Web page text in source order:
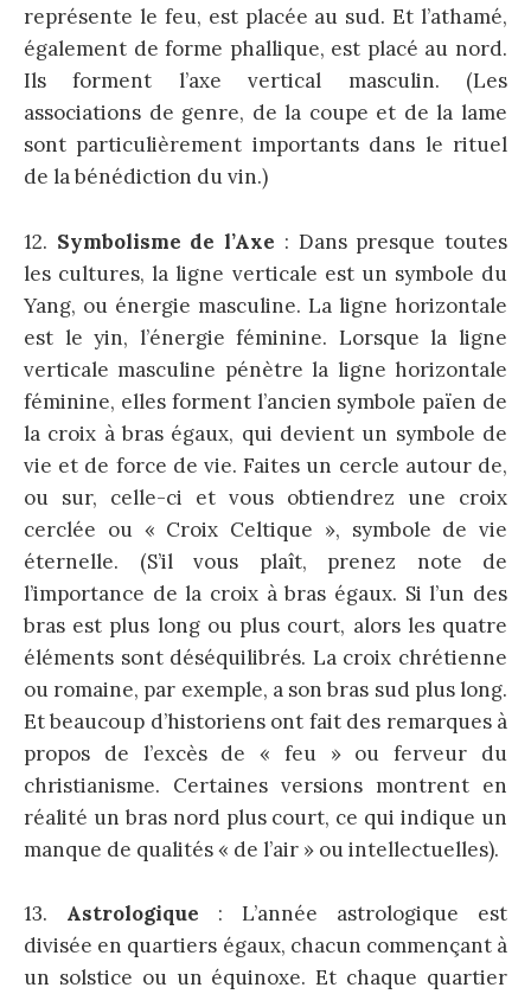
représente le feu, est placée au sud. Et l’athamé,
également de forme phallique, est placé au nord.
Ils forment l’axe vertical masculin. (Les
associations de genre, de la coupe et de la lame
sont particulièrement importants dans le rituel
de la bénédiction du vin.)
12. Symbolisme de l’Axe : Dans presque toutes
les cultures, la ligne verticale est un symbole du
Yang, ou énergie masculine. La ligne horizontale
est le yin, l’énergie féminine. Lorsque la ligne
verticale masculine pénètre la ligne horizontale
féminine, elles forment l’ancien symbole païen de
la croix à bras égaux, qui devient un symbole de
vie et de force de vie. Faites un cercle autour de,
ou sur, celle-ci et vous obtiendrez une croix
cerclée ou « Croix Celtique », symbole de vie
éternelle. (S’il vous plaît, prenez note de
l’importance de la croix à bras égaux. Si l’un des
bras est plus long ou plus court, alors les quatre
éléments sont déséquilibrés. La croix chrétienne
ou romaine, par exemple, a son bras sud plus long.
Et beaucoup d’historiens ont fait des remarques à
propos de l’excès de « feu » ou ferveur du
christianisme. Certaines versions montrent en
réalité un bras nord plus court, ce qui indique un
manque de qualités « de l’air » ou intellectuelles).
13. Astrologique : L’année astrologique est
divisée en quartiers égaux, chacun commençant à
un solstice ou un équinoxe. Et chaque quartier